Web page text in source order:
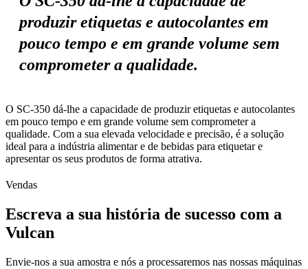
produzir etiquetas e autocolantes em
pouco tempo e em grande volume sem
comprometer a qualidade.
O SC-350 dá-lhe a capacidade de produzir etiquetas e autocolantes
em pouco tempo e em grande volume sem comprometer a
qualidade. Com a sua elevada velocidade e precisão, é a solução
ideal para a indústria alimentar e de bebidas para etiquetar e
apresentar os seus produtos de forma atrativa.
Vendas
Escreva a sua história de sucesso com a
Vulcan
Envie-nos a sua amostra e nós a processaremos nas nossas máquinas